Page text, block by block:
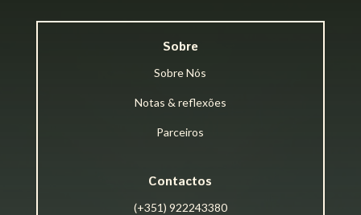
Sobre
Sobre Nós
Notas & reflexões
Parceiros
Contactos
(+351) 922243380